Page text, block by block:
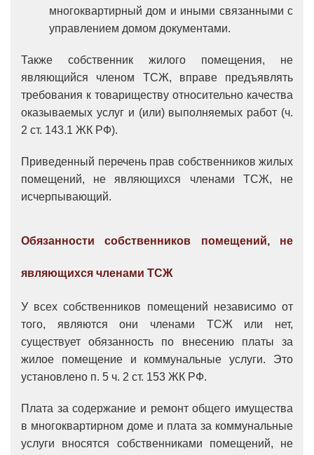
многоквартирный дом и иными связанными с
управлением домом документами.
Также собственник жилого помещения, не
являющийся членом ТСЖ, вправе предъявлять
требования к товариществу относительно качества
оказываемых услуг и (или) выполняемых работ (ч.
2 ст. 143.1 ЖК РФ).
Приведенный перечень прав собственников жилых
помещений, не являющихся членами ТСЖ, не
исчерпывающий.
Обязанности собственников помещений, не
являющихся членами ТСЖ
У всех собственников помещений независимо от
того, являются они членами ТСЖ или нет,
существует обязанность по внесению платы за
жилое помещение и коммунальные услуги. Это
установлено п. 5 ч. 2 ст. 153 ЖК РФ.
Плата за содержание и ремонт общего имущества
в многоквартирном доме и плата за коммунальные
услуги вносятся собственниками помещений, не